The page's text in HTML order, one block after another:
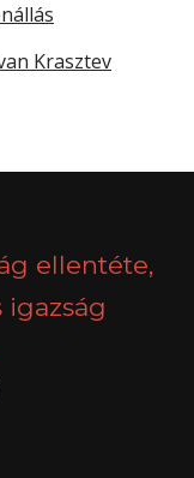
Krasztev
ellentéte,
igazság